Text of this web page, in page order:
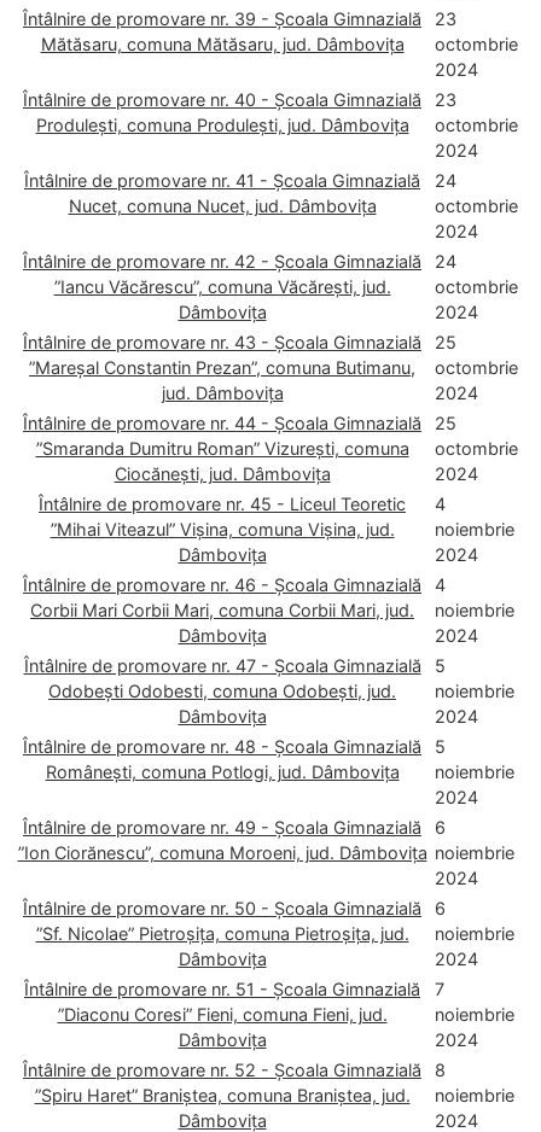
Întâlnire de promovare nr. 39 - Școala Gimnazială
Mătăsaru, comuna Mătăsaru, jud. Dâmbovița
23
octombrie
2024
Întâlnire de promovare nr. 40 - Școala Gimnazială
Produlești, comuna Produlești, jud. Dâmbovița
23
octombrie
2024
Întâlnire de promovare nr. 41 - Școala Gimnazială
Nucet, comuna Nucet, jud. Dâmbovița
24
octombrie
2024
Întâlnire de promovare nr. 42 - Școala Gimnazială
”Iancu Văcărescu”, comuna Văcărești, jud.
Dâmbovița
24
octombrie
2024
Întâlnire de promovare nr. 43 - Școala Gimnazială
”Mareșal Constantin Prezan”, comuna Butimanu,
jud. Dâmbovița
25
octombrie
2024
Întâlnire de promovare nr. 44 - Școala Gimnazială
”Smaranda Dumitru Roman” Vizurești, comuna
Ciocănești, jud. Dâmbovița
25
octombrie
2024
Întâlnire de promovare nr. 45 - Liceul Teoretic
”Mihai Viteazul” Vișina, comuna Vișina, jud.
Dâmbovița
4
noiembrie
2024
Întâlnire de promovare nr. 46 - Școala Gimnazială
Corbii Mari Corbii Mari, comuna Corbii Mari, jud.
Dâmbovița
4
noiembrie
2024
Întâlnire de promovare nr. 47 - Școala Gimnazială
Odobești Odobesti, comuna Odobești, jud.
Dâmbovița
5
noiembrie
2024
Întâlnire de promovare nr. 48 - Școala Gimnazială
Românești, comuna Potlogi, jud. Dâmbovița
5
noiembrie
2024
Întâlnire de promovare nr. 49 - Școala Gimnazială
”Ion Ciorănescu”, comuna Moroeni, jud. Dâmbovița
6
noiembrie
2024
Întâlnire de promovare nr. 50 - Școala Gimnazială
”Sf. Nicolae” Pietroșița, comuna Pietroșița, jud.
Dâmbovița
6
noiembrie
2024
Întâlnire de promovare nr. 51 - Școala Gimnazială
”Diaconu Coresi” Fieni, comuna Fieni, jud.
Dâmbovița
7
noiembrie
2024
Întâlnire de promovare nr. 52 - Școala Gimnazială
”Spiru Haret” Braniștea, comuna Braniștea, jud.
Dâmbovița
8
noiembrie
2024